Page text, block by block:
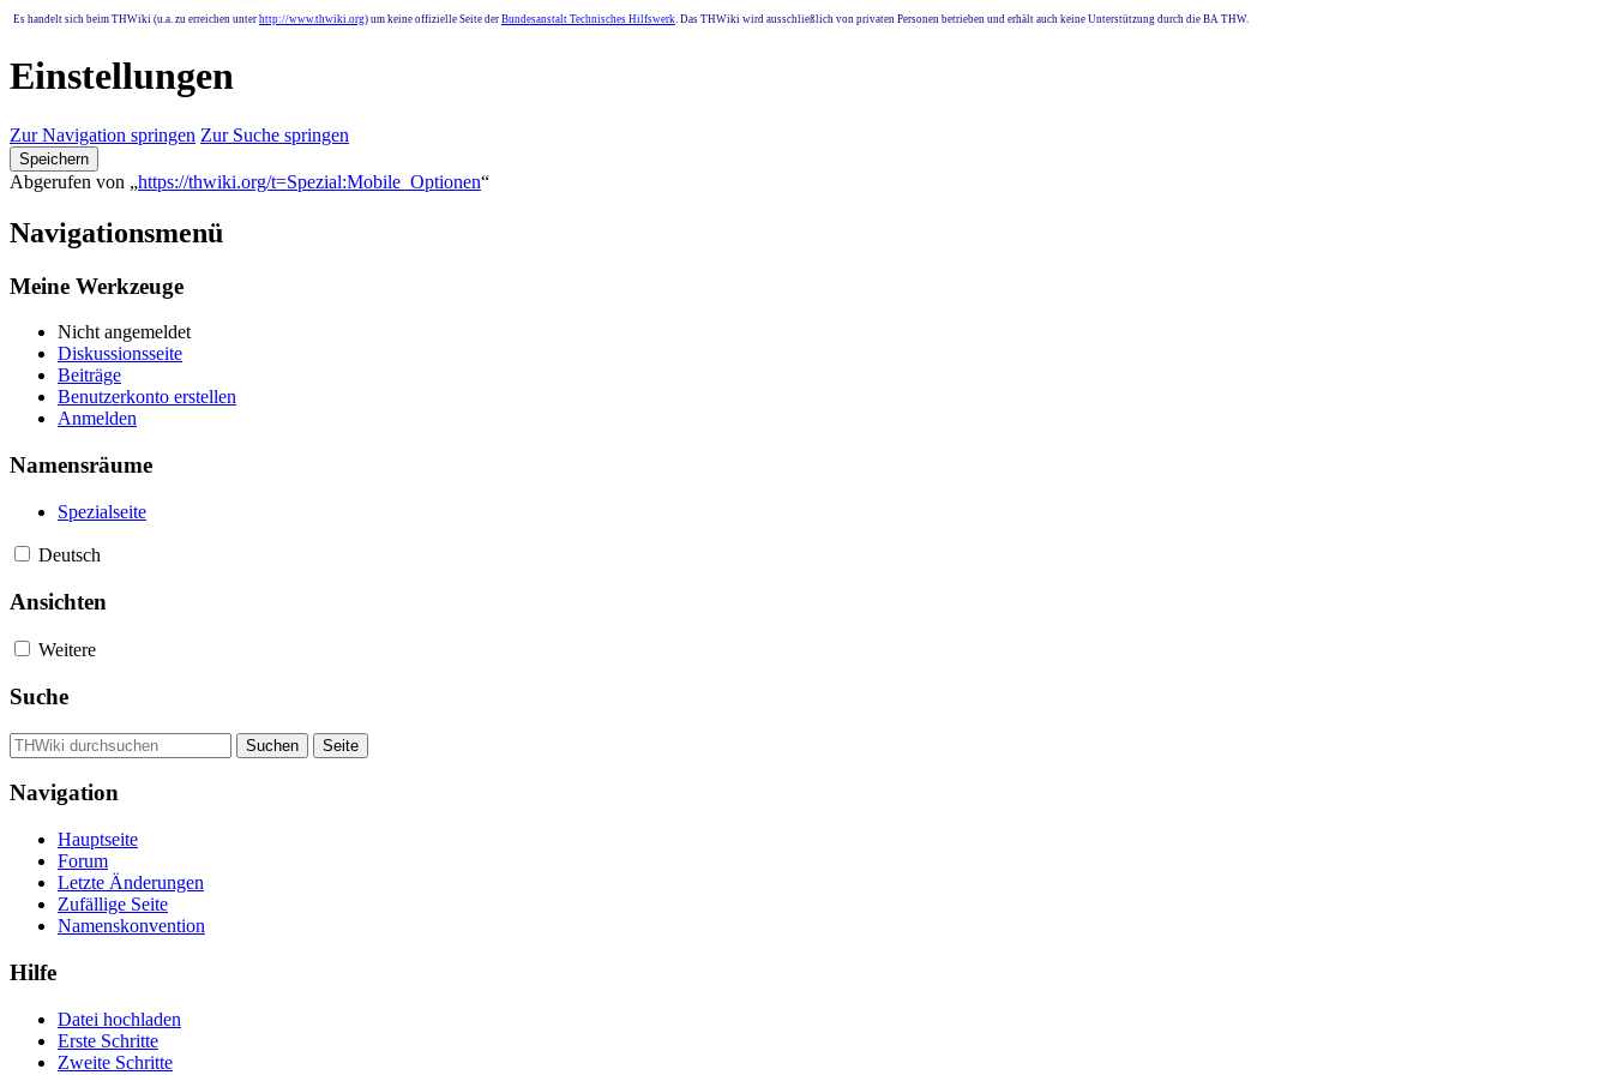
Es handelt sich beim THWiki (u.a. zu erreichen unter http://www.thwiki.org) um keine offizielle Seite der Bundesanstalt Technisches Hilfswerk. Das THWiki wird ausschließlich von privaten Personen betrieben und erhält auch keine Unterstützung durch die BA THW.
Einstellungen
Zur Navigation springen Zur Suche springen
Speichern
Abgerufen von „https://thwiki.org/t=Spezial:Mobile_Optionen“
Navigationsmenü
Meine Werkzeuge
Nicht angemeldet
Diskussionsseite
Beiträge
Benutzerkonto erstellen
Anmelden
Namensräume
Spezialseite
Deutsch
Ansichten
Weitere
Suche
Navigation
Hauptseite
Forum
Letzte Änderungen
Zufällige Seite
Namenskonvention
Hilfe
Datei hochladen
Erste Schritte
Zweite Schritte